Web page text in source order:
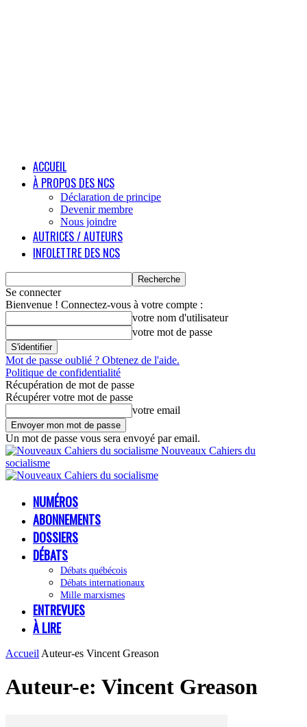
ACCUEIL
À PROPOS DES NCS
Déclaration de principe
Devenir membre
Nous joindre
AUTRICES / AUTEURS
INFOLETTRE DES NCS
Se connecter
Bienvenue ! Connectez-vous à votre compte :
votre nom d'utilisateur
votre mot de passe
Mot de passe oublié ? Obtenez de l'aide.
Politique de confidentialité
Récupération de mot de passe
Récupérer votre mot de passe
votre email
Un mot de passe vous sera envoyé par email.
Nouveaux Cahiers du
socialisme
NUMÉROS
ABONNEMENTS
DOSSIERS
DÉBATS
Débats québécois
Débats internationaux
Mille marxismes
ENTREVUES
À LIRE
Accueil Auteur-es Vincent Greason
Auteur-e: Vincent Greason